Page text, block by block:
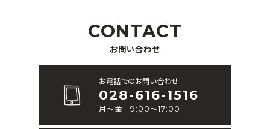
CONTACT
お問い合わせ
お電話でのお問い合わせ
028-616-1516
月～金 9:00～17:00